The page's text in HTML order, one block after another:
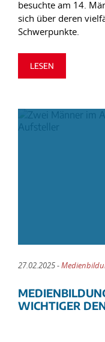
besuchte am 14.
sich über deren
Schwerpunkte.
LESEN
27.02.2025 -
WICHTIGER